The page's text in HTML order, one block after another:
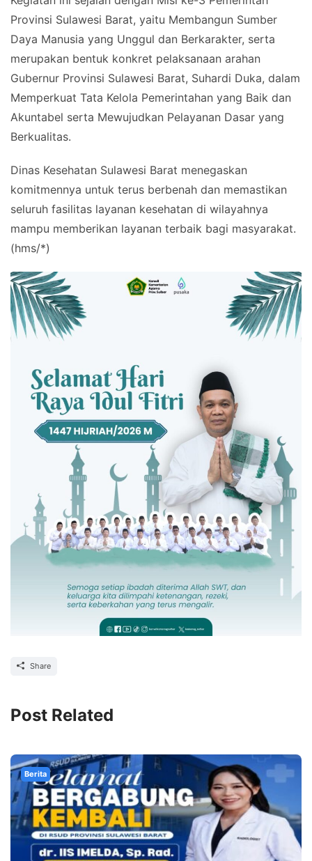
Provinsi Sulawesi Barat, yaitu Membangun Sumber
Daya Manusia yang Unggul dan Berkarakter, serta
merupakan bentuk konkret pelaksanaan arahan
Gubernur Provinsi Sulawesi Barat, Suhardi Duka, dalam
Memperkuat Tata Kelola Pemerintahan yang Baik dan
Akuntabel serta Mewujudkan Pelayanan Dasar yang
Berkualitas.
Dinas Kesehatan Sulawesi Barat menegaskan
komitmennya untuk terus berbenah dan memastikan
seluruh fasilitas layanan kesehatan di wilayahnya
mampu memberikan layanan terbaik bagi masyarakat.
(hms/*)
Share
Post Related
Berita